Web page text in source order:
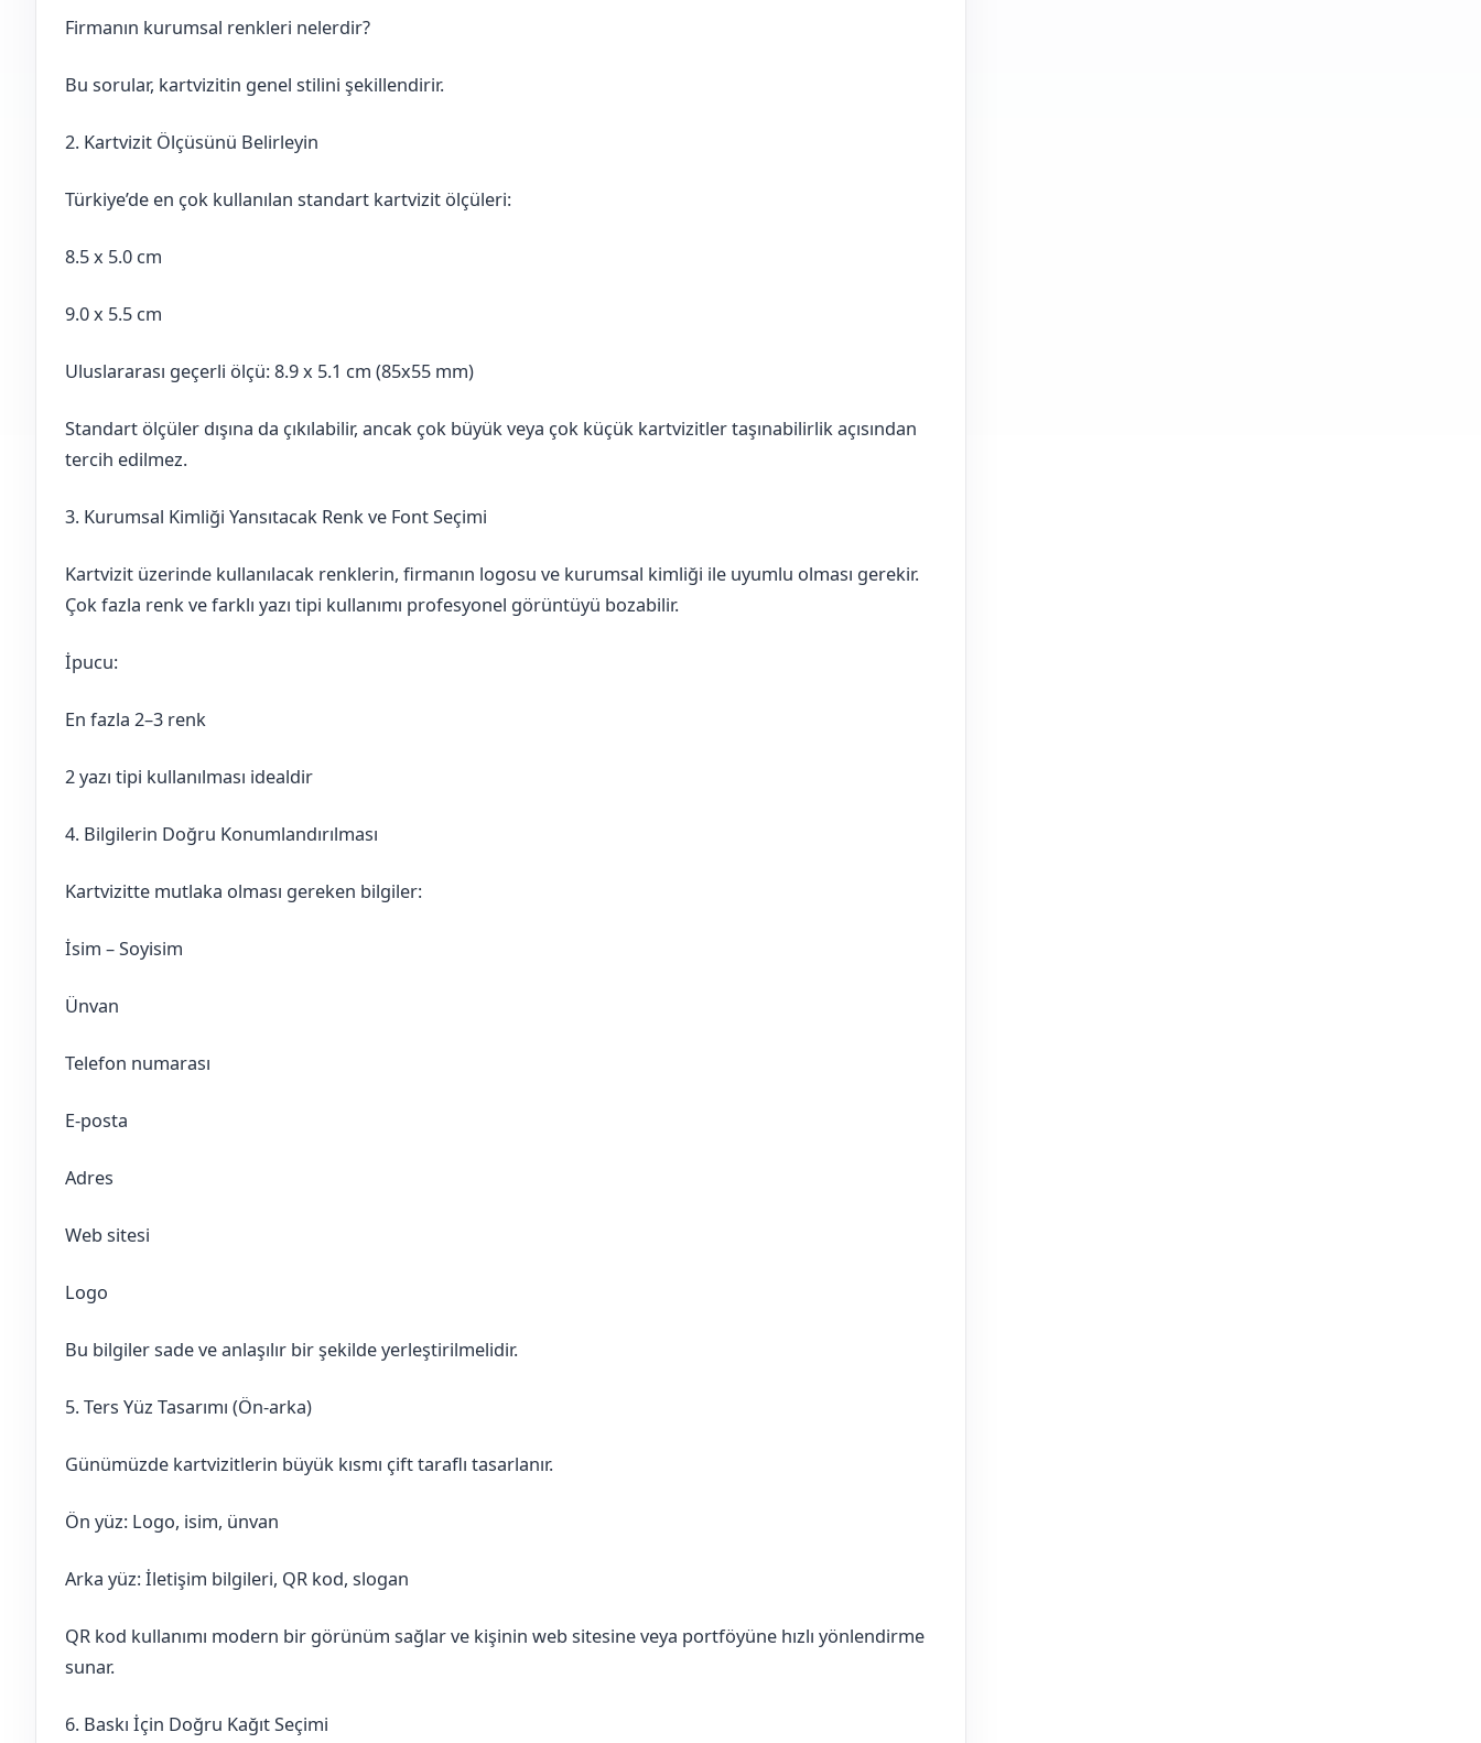
Firmanın kurumsal renkleri nelerdir?
Bu sorular, kartvizitin genel stilini şekillendirir.
2. Kartvizit Ölçüsünü Belirleyin
Türkiye’de en çok kullanılan standart kartvizit ölçüleri:
8.5 x 5.0 cm
9.0 x 5.5 cm
Uluslararası geçerli ölçü: 8.9 x 5.1 cm (85x55 mm)
Standart ölçüler dışına da çıkılabilir, ancak çok büyük veya çok küçük kartvizitler taşınabilirlik açısından
tercih edilmez.
3. Kurumsal Kimliği Yansıtacak Renk ve Font Seçimi
Kartvizit üzerinde kullanılacak renklerin, firmanın logosu ve kurumsal kimliği ile uyumlu olması gerekir.
Çok fazla renk ve farklı yazı tipi kullanımı profesyonel görüntüyü bozabilir.
İpucu:
En fazla 2–3 renk
2 yazı tipi kullanılması idealdir
4. Bilgilerin Doğru Konumlandırılması
Kartvizitte mutlaka olması gereken bilgiler:
İsim – Soyisim
Ünvan
Telefon numarası
E-posta
Adres
Web sitesi
Logo
Bu bilgiler sade ve anlaşılır bir şekilde yerleştirilmelidir.
5. Ters Yüz Tasarımı (Ön-arka)
Günümüzde kartvizitlerin büyük kısmı çift taraflı tasarlanır.
Ön yüz: Logo, isim, ünvan
Arka yüz: İletişim bilgileri, QR kod, slogan
QR kod kullanımı modern bir görünüm sağlar ve kişinin web sitesine veya portföyüne hızlı yönlendirme
sunar.
6. Baskı İçin Doğru Kağıt Seçimi